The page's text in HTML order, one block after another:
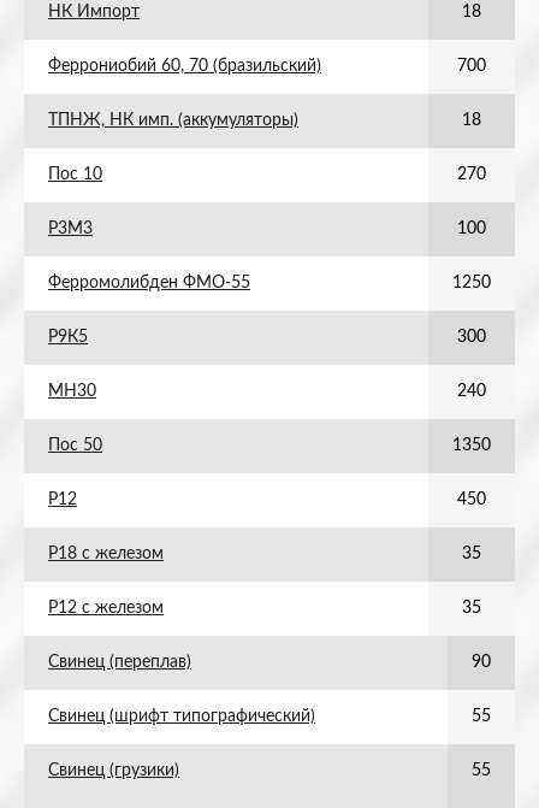
НК Импорт 18
Феррониобий 60, 70 (бразильский) 700
ТПНЖ, НК имп. (аккумуляторы) 18
Пос 10 270
Р3М3 100
Ферромолибден ФМО-55 1250
Р9К5 300
МН30 240
Пос 50 1350
Р12 450
Р18 с железом 35
Р12 с железом 35
Свинец (переплав) 90
Свинец (шрифт типографический) 55
Свинец (грузики) 55